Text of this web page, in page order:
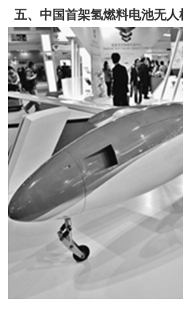
7月31日，极飞农业南疆服
治州尉犁县正式开工建造。巴
尉犁县等领导及企业代表出席
开工仪式。极飞农业南疆服务
亿，一期工程将于今年年底开
竣工，届时将承担人才培养、
术推广等重要职能，能为南疆
无人机植保服务。原文链接
五、中国首架氢燃料电池无人